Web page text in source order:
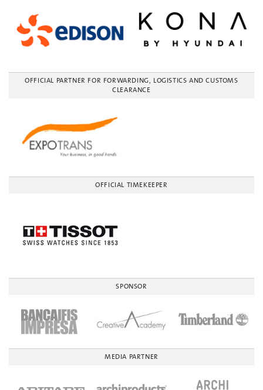
OFFICIAL PARTNER FOR FORWARDING, LOGISTICS AND CUSTOMS
CLEARANCE
OFFICIAL TIMEKEEPER
SPONSOR
MEDIA PARTNER